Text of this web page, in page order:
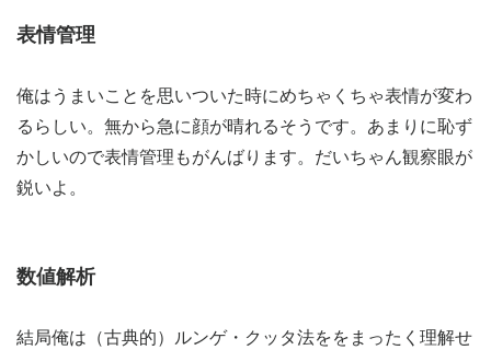
表情管理
俺はうまいことを思いついた時にめちゃくちゃ表情が変わ
るらしい。無から急に顔が晴れるそうです。あまりに恥ず
かしいので表情管理もがんばります。だいちゃん観察眼が
鋭いよ。
数値解析
結局俺は（古典的）ルンゲ・クッタ法ををまったく理解せ